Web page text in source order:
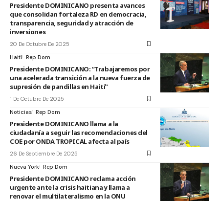
Presidente DOMINICANO presenta avances
que consolidan fortaleza RD en democracia,
transparencia, seguridad y atracción de
inversiones
20 De Octubre De 2025
Haití Rep Dom
Presidente DOMINICANO: “Trabajaremos por
una acelerada transición a la nueva fuerza de
supresión de pandillas en Haití”
1 De Octubre De 2025
Noticias Rep Dom
Presidente DOMINICANO llama a la
ciudadanía a seguir las recomendaciones del
COE por ONDA TROPICAL afecta al país
26 De Septiembre De 2025
Nueva York Rep Dom
Presidente DOMINICANO reclama acción
urgente ante la crisis haitiana y llama a
renovar el multilateralismo en la ONU